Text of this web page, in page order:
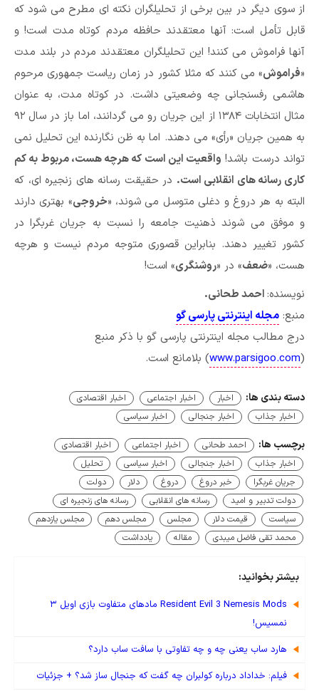
از سوی دیگر در بین برخی از تحلیلگران نکته ای مطرح می شود که
قابل تأمل است: آنها معتقدند حافظه مردم کوتاه مدت است! و
آنها فراموش می کنند! این تحلیلگران معتقدند مردم در بلند مدت
«فراموش» می کنند که مثلا کشور در زمان ریاست جمهوری مرحوم
هاشمی رفسنجانی چه وضعیتی داشت. در کوتاه مدت، به عنوان
مثال انتخابات ۱۳۸۴ از این جریان رو می گردانند، اما باز در سال ۹۲
به همین جریان «رأی» می دهند. اما به ظن نگارنده این تحلیل نمی
تواند درست باشد! واقعیت این است که هرچه هست، مربوط به کم
کاری رسانه های انقلابی است. در حقیقت رسانه های زنجیره ای، که
البته به هر دروغ و دغلی متوسل می شوند، «خروجی» بهتری دارند
و موفق می شوند ذهنیت جامعه را نسبت به جریان غربگرا در
کشور تغییر دهند. بنابراین قصوری متوجه مردم نیست و هرچه
هست، «ضعف» در «روشنگری» است!
نویسنده: احمد طحانی.
منبع: مجله اینترنتی پارسی گو
درج مطالب مجله اینترنتی پارسی گو با ذکر منبع
(
www.parsigoo.com) بلامانع است.
دسته بندی ها: اخبار اخبار اجتماعی
اخبار اقتصادی
اخبار جذاب
اخبار جنجالی اخبار سیاسی
برچسب ها: احمد طحانی اخبار اجتماعی
اخبار اقتصادی
اخبار جذاب
اخبار جنجالی اخبار سیاسی
تحلیل
جریان غربگرا
خبر دروغ دروغ دلار
دولت
دولت تدبیر و امید
رسانه های انقلابی
رسانه های زنجیره ای
سیاست
قیمت دلار مجلس مجلس دهم
مجلس یازدهم
محمد تقی فاضل میبدی
مقاله یادداشت
بیشتر بخوانید:
Resident Evil 3 Nemesis Mods مادهای متفاوت بازی اویل ۳
نمسیس!
هارد ساب یعنی چه و چه تفاوتی با سافت ساب دارد؟
فیلم: خداداد درباره کولبران چه گفت که جنجال ساز شد؟ + جزئیات